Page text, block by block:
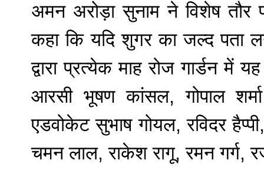
अमन अरोड़ा सुनाम ने विशेष तौर
कहा कि यदि शुगर का जल्द पता
द्वारा प्रत्येक माह रोज गार्डन में
आरसी भूषण कांसल, गोपाल
एडवोकेट सुभाष गोयल, रविदर
चमन लाल, राकेश रागू, रमन